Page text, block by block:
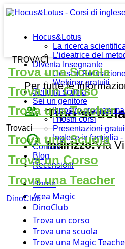
Hocus&Lotus
La ricerca
L’ideatrice del
Diventa Insegnante
Corsi di
Webinar gratuiti
Sei una scuola
Sei un genitore
Il nostro
I nostri corsi
Presentazioni
Inglese in famiglia -
Contatti
Blog
Recensioni
Home
Area Magic
DinoClub
Trova un corso
Trova una scuola
Trova una Magic
TROVACI
Trova una Scuola
Trova un Corso
Trova una Teacher
Trovaci
Trova una Scuola
Trova un Corso
Trova una Teacher
DinoClub
Per tutte le
people_outline Tipo
place Indirizzo:Via